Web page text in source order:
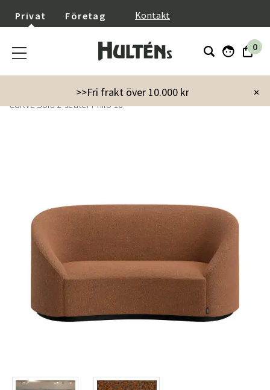
Privat Företag Kontakt
0
×
>>Fri frakt över 10.000 kr
Möbler Soffor
2-sits soffor
CURVE Sofa 2-seater Philo 10